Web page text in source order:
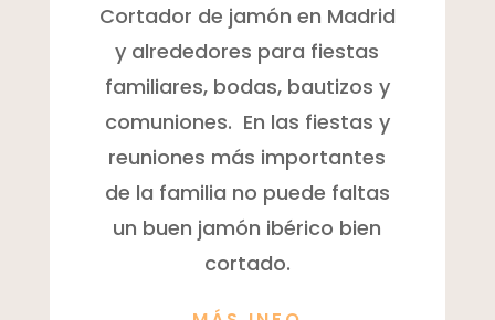
Cortador de jamón en Madrid
y alrededores para fiestas
familiares, bodas, bautizos y
comuniones. En las fiestas y
reuniones más importantes
de la familia no puede faltas
un buen jamón ibérico bien
cortado.